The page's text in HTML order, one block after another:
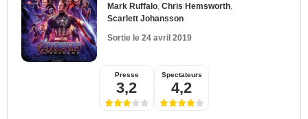
Mark Ruffalo Chris Hemsworth
Scarlett Johansson
Sortie le 24 avril 2019
Presse
3,2
Spectateurs
4,2